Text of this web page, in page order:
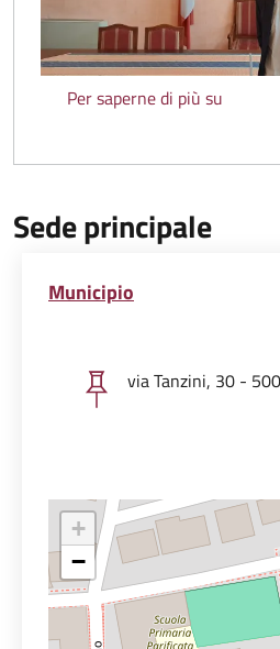
Per saperne di più su
Sede principale
Municipio
via Tanzini, 30 -
+
−